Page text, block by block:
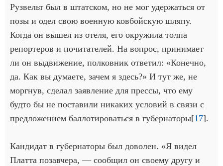
Рузвельт был в штатском, но не мог удержаться от
позы и одел свою военную ковбойскую шляпу.
Когда он вышел из отеля, его окружила толпа
репортеров и почитателей. На вопрос, принимает
ли он выдвижение, полковник ответил: «Конечно,
да. Как вы думаете, зачем я здесь?» И тут же, не
моргнув, сделал заявление для прессы, что ему
будто бы не поставили никаких условий в связи с
предложением баллотироваться в губернаторы[17].
Кандидат в губернаторы был доволен. «Я видел
Платта позавчера, — сообщил он своему другу и